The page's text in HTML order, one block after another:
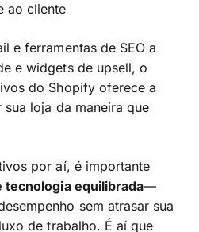
ao cliente
e ferramentas de SEO a
e widgets de upsell, o
do Shopify oferece a
loja da maneira que
por aí, é importante
tecnologia equilibrada—
sem atrasar sua
de trabalho. É aí que